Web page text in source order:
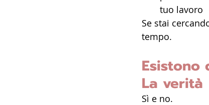
tuo lavoro
Se stai
tempo.
Esistono
La verità
Sì e no.